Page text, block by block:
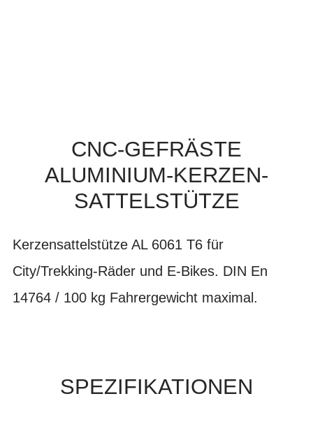
CNC-GEFRÄSTE
ALUMINIUM-KERZEN-
SATTELSTÜTZE
Kerzensattelstütze AL 6061 T6 für
City/Trekking-Räder und E-Bikes. DIN En
14764 / 100 kg Fahrergewicht maximal.
SPEZIFIKATIONEN